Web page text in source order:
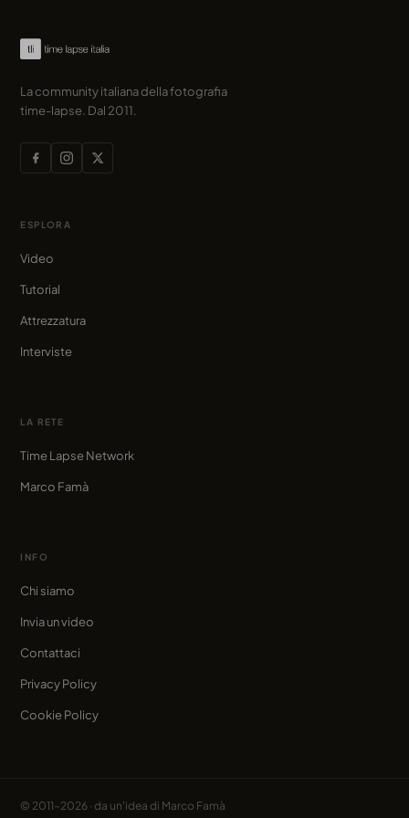
La community italiana della fotografia
time-lapse. Dal 2011.
ESPLORA
Video
Tutorial
Attrezzatura
Interviste
LA RETE
Time Lapse Network
Marco Famà
INFO
Chi siamo
Invia un video
Contattaci
Privacy Policy
Cookie Policy
© 2011–2026 · da un'idea di Marco Famà